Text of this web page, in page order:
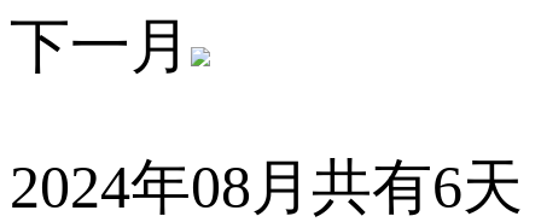
下一月
2024年08月共有6天